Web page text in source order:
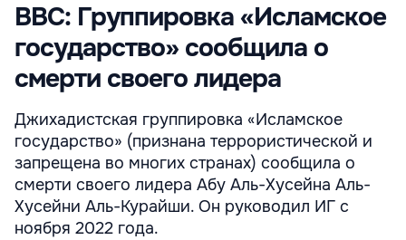
BBC: Группировка «Исламское
государство» сообщила о
смерти своего лидера
Джихадистская группировка «Исламское
государство» (признана террористической и
запрещена во многих странах) сообщила о
смерти своего лидера Абу Аль-Хусейна Аль-
Хусейни Аль-Курайши. Он руководил ИГ с
ноября 2022 года.